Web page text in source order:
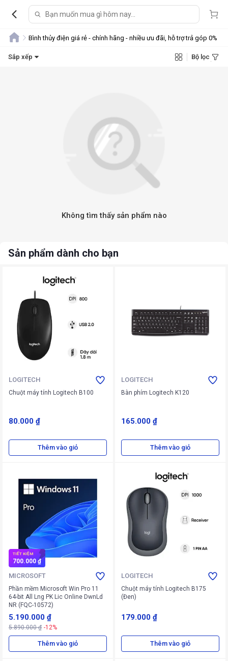
Bình thủy điện giá rẻ - chính hãng - nhiều ưu đãi, hỗ trợ trả góp 0%
Sắp xếp Bộ lọc
Không tìm thấy sản phẩm nào
Sản phẩm dành cho bạn
LOGITECH
Chuột máy tính Logitech B100
80.000 ₫
Thêm vào giỏ
LOGITECH
Bàn phím Logitech K120
165.000 ₫
Thêm vào giỏ
TIẾT KIỆM
700.000 ₫
MICROSOFT
Phần mềm Microsoft Win Pro 11
64-bit All Lng PK Lic Online DwnLd
NR (FQC-10572)
5.190.000 ₫
5.890.000 ₫ -12%
Thêm vào giỏ
LOGITECH
Chuột máy tính Logitech B175
(Đen)
179.000 ₫
Thêm vào giỏ